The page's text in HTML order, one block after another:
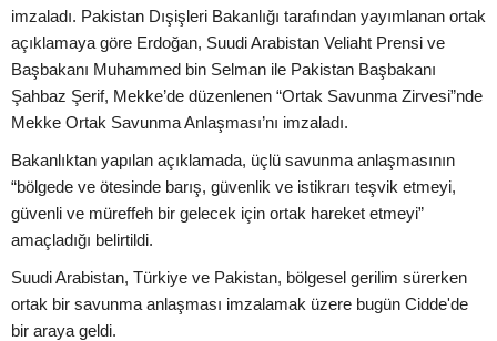
imzaladı. Pakistan Dışişleri Bakanlığı tarafından yayımlanan ortak
açıklamaya göre Erdoğan, Suudi Arabistan Veliaht Prensi ve
Başbakanı Muhammed bin Selman ile Pakistan Başbakanı
Şahbaz Şerif, Mekke’de düzenlenen “Ortak Savunma Zirvesi”nde
Mekke Ortak Savunma Anlaşması’nı imzaladı.
Bakanlıktan yapılan açıklamada, üçlü savunma anlaşmasının
“bölgede ve ötesinde barış, güvenlik ve istikrarı teşvik etmeyi,
güvenli ve müreffeh bir gelecek için ortak hareket etmeyi”
amaçladığı belirtildi.
Suudi Arabistan, Türkiye ve Pakistan, bölgesel gerilim sürerken
ortak bir savunma anlaşması imzalamak üzere bugün Cidde'de
bir araya geldi.